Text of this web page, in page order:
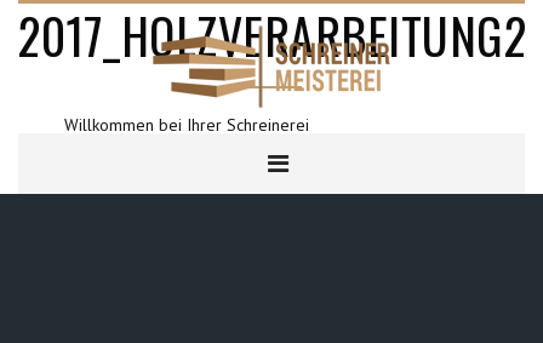
2017_HOLZVERARBEITUNG2
Willkommen bei Ihrer Schreinerei